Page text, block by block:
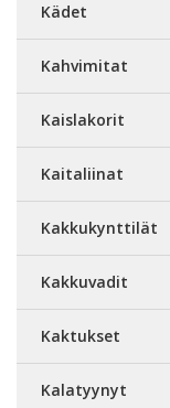
Kädet
Kahvimitat
Kaislakorit
Kaitaliinat
Kakkukynttilät
Kakkuvadit
Kaktukset
Kalatyynyt